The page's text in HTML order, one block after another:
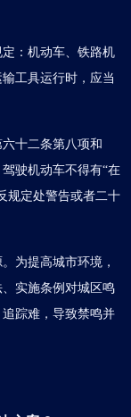
定：机动车、铁路机
工具运行时，应当
十二条第八项和
驶机动车不得有“在
规定处警告或者二十
为提高城市环境，
实施条例对城区鸣
踪难，导致禁鸣并